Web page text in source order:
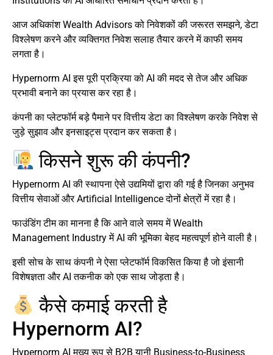
आज अधिकांश Wealth Advisors को निवेशकों की जरूरत समझने, डेटा
विश्लेषण करने और व्यक्तिगत निवेश सलाह तैयार करने में काफी समय
लगता है।
Hypernorm AI इस पूरी प्रक्रिया को AI की मदद से तेज और अधिक
प्रभावी बनाने का प्रयास कर रहा है।
कंपनी का प्लेटफॉर्म बड़े पैमाने पर वित्तीय डेटा का विश्लेषण करके निवेश से
जुड़े सुझाव और इनसाइट्स प्रदान कर सकता है।
किसने शुरू की कंपनी?
Hypernorm AI की स्थापना ऐसे उद्यमियों द्वारा की गई है जिनका अनुभव
वित्तीय सेवाओं और Artificial Intelligence दोनों क्षेत्रों में रहा है।
फाउंडिंग टीम का मानना है कि आने वाले समय में Wealth
Management Industry में AI की भूमिका बेहद महत्वपूर्ण होने वाली है।
इसी सोच के साथ कंपनी ने ऐसा प्लेटफॉर्म विकसित किया है जो इंसानी
विशेषज्ञता और AI तकनीक को एक साथ जोड़ता है।
कैसे कमाई करती है
Hypernorm AI?
Hypernorm AI मुख्य रूप से B2B यानी Business-to-Business